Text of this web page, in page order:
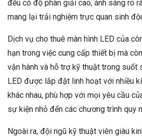
đều có độ phân giải cao, ánh sáng rõ
mang lại trải nghiệm trực quan sinh
Dịch vụ cho thuê màn hình LED của
hạn trong việc cung cấp thiết bị mà
vận hành và hỗ trợ kỹ thuật trong suốt
LED được lắp đặt linh hoạt với nhiều
khác nhau, phù hợp với mọi yêu cầu
sự kiện nhỏ đến các chương trình quy
Ngoài ra, đội ngũ kỹ thuật viên giàu